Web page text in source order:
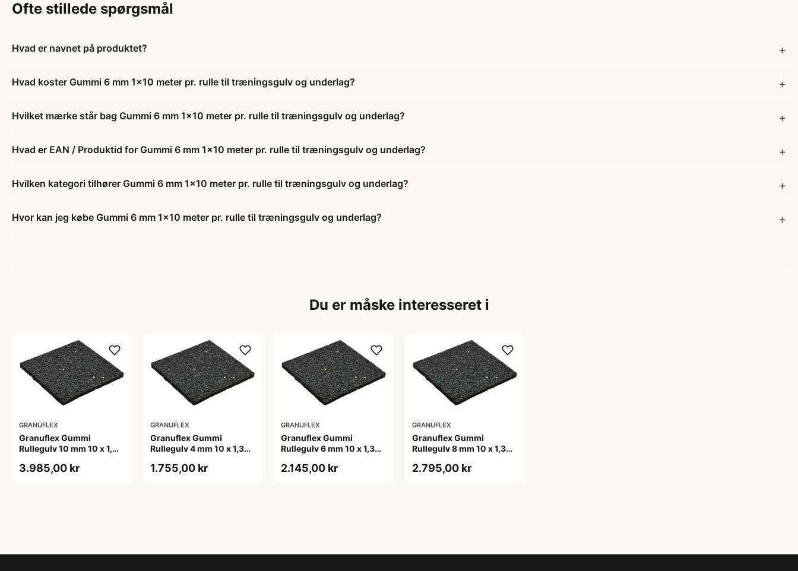
Ofte stillede spørgsmål
Hvad er navnet på produktet?
Hvad koster Gummi 6 mm 1x10 meter pr. rulle til træningsgulv og underlag?
Hvilket mærke står bag Gummi 6 mm 1x10 meter pr. rulle til træningsgulv og underlag?
Hvad er EAN / Produktid for Gummi 6 mm 1x10 meter pr. rulle til træningsgulv og underlag?
Hvilken kategori tilhører Gummi 6 mm 1x10 meter pr. rulle til træningsgulv og underlag?
Hvor kan jeg købe Gummi 6 mm 1x10 meter pr. rulle til træningsgulv og underlag?
Du er måske interesseret i
GRANUFLEX
Granuflex Gummi
Rullegulv 10 mm 10 x 1,3
3.985,00 kr
GRANUFLEX
Granuflex Gummi
Rullegulv 4 mm 10 x 1,3
1.755,00 kr
GRANUFLEX
Granuflex Gummi
Rullegulv 6 mm 10 x 1,3
2.145,00 kr
GRANUFLEX
Granuflex Gummi
Rullegulv 8 mm 10 x 1,3
2.795,00 kr